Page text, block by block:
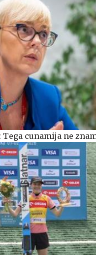
Tega cunamija ne